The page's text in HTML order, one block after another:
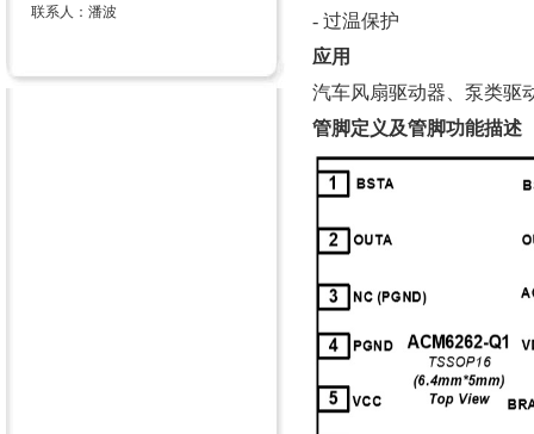
联系人：潘波
- 过温保护
应用
汽车风扇驱动器、泵类驱
管脚定义及管脚功能描述